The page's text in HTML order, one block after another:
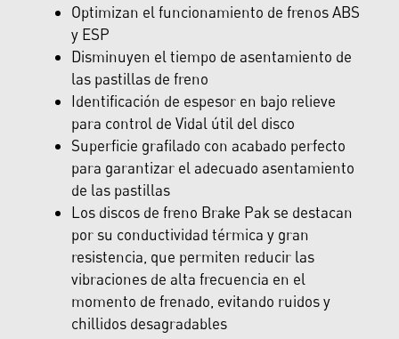
Optimizan el funcionamiento de frenos ABS
y ESP
Disminuyen el tiempo de asentamiento de
las pastillas de freno
Identificación de espesor en bajo relieve
para control de Vidal útil del disco
Superficie grafilado con acabado perfecto
para garantizar el adecuado asentamiento
de las pastillas
Los discos de freno Brake Pak se destacan
por su conductividad térmica y gran
resistencia, que permiten reducir las
vibraciones de alta frecuencia en el
momento de frenado, evitando ruidos y
chillidos desagradables